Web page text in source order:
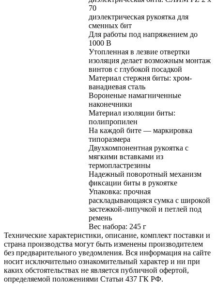
70
диэлектрическая рукоятка для
сменных бит
Для работы под напряжением до
1000 В
Утопленная в лезвие отвертки
изоляция делает возможным монтаж
винтов с глубокой посадкой
Материал стержня биты: хром-
ванадиевая сталь
Вороненые намагниченные
наконечники
Материал изоляции биты:
полипропилен
На каждой бите — маркировка
типоразмера
Двухкомпонентная рукоятка с
мягкими вставками из
термопластрезины
Надежный поворотный механизм
фиксации биты в рукоятке
Упаковка: прочная
раскладывающаяся сумка с широкой
застежкой-липучкой и петлей под
ремень
Вес набора: 245 г
Технические характеристики, описание, комплект поставки и
страна производства могут быть изменены производителем
без предварительного уведомления. Вся информация на сайте
носит исключительно ознакомительный характер и ни при
каких обстоятельствах не является публичной офертой,
определяемой положениями Статьи 437 ГК РФ.